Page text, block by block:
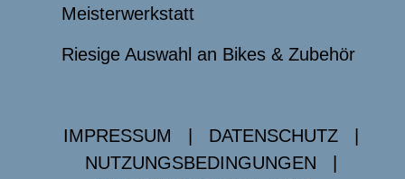
Meisterwerkstatt
Riesige Auswahl an Bikes & Zubehör
IMPRESSUM DATENSCHUTZ
NUTZUNGSBEDINGUNGEN